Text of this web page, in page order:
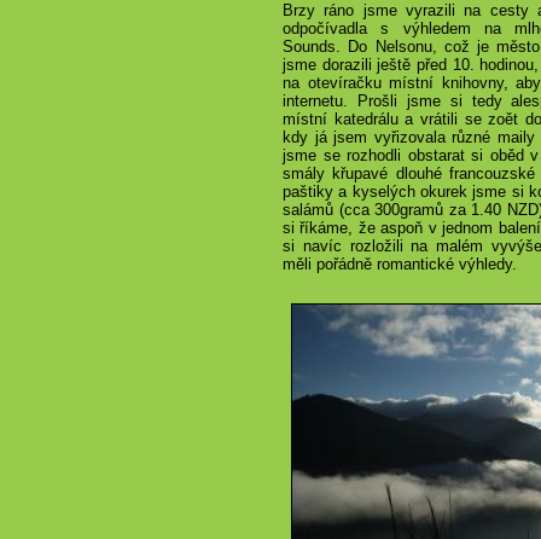
Brzy ráno jsme vyrazili na
odpočívadla s výhledem na
Sounds. Do Nelsonu, což je
jsme dorazili ještě před 10.
na otevíračku místní knihovny,
internetu. Prošli jsme si tedy
místní katedrálu a vrátili se zoět
kdy já jsem vyřizovala různé
jsme se rozhodli obstarat si oběd
smály křupavé dlouhé
paštiky a kyselých okurek jsme si
salámů (cca 300gramů za 1.40 NZD
si říkáme, že aspoň v jednom
si navíc rozložili na malém
měli pořádně romantické výhledy.